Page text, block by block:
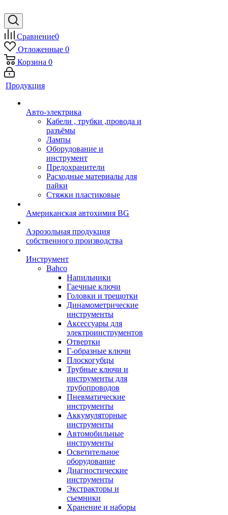
Сравнение0
Отложенные 0
Корзина 0
Продукция
Авто-электрика
Кабели , трубки ,провода и
разъёмы
Лампы
Оборудование и
инструмент
Предохранители
Расходные материалы для
пайки
Стяжки пластиковые
Американская автохимия BG
Аэрозольная продукция
собственного производства
Инструмент
Bahco
Напильники
Гаечные ключи
Головки и трещотки
Динамометрические
инструменты
Аксессуары для
электроинструментов
Отвертки
Г-образные ключи
Плоскогубцы
Трубные ключи и
инструменты для
трубопроводов
Пневматические
инструменты
Аккумуляторные
инструменты
Автомобильные
инструменты
Осветительное
оборудование
Диагностические
инструменты
Экстракторы и
съемники
Хранение и наборы